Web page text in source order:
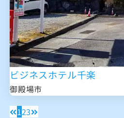
ビジネスホテル千楽
御殿場市
123